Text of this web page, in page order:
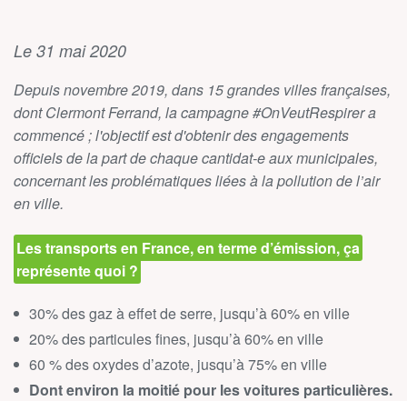
Le 31 mai 2020
Depuis novembre 2019, dans 15 grandes villes françaises,
dont Clermont Ferrand, la campagne #OnVeutRespirer a
commencé ; l'objectif est d'obtenir des engagements
officiels de la part de chaque cantidat-e aux municipales,
concernant les problématiques liées à la pollution de l’air
en ville.
Les transports en France, en terme d’émission, ça
représente quoi ?
30% des gaz à effet de serre, jusqu’à 60% en ville
20% des particules fines, jusqu’à 60% en ville
60 % des oxydes d’azote, jusqu’à 75% en ville
Dont environ la moitié pour les voitures particulières.